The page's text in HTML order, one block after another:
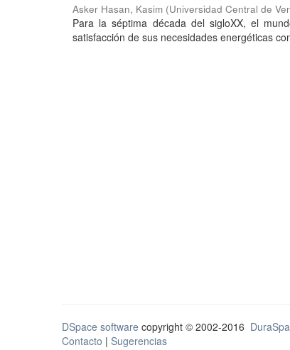
Asker Hasan, Kasim (Universidad Central de
Para la séptima década del sigloXX, el
satisfacción de sus necesidades energéticas
DSpace software copyright © 2002-2016
Contacto | Sugerencias